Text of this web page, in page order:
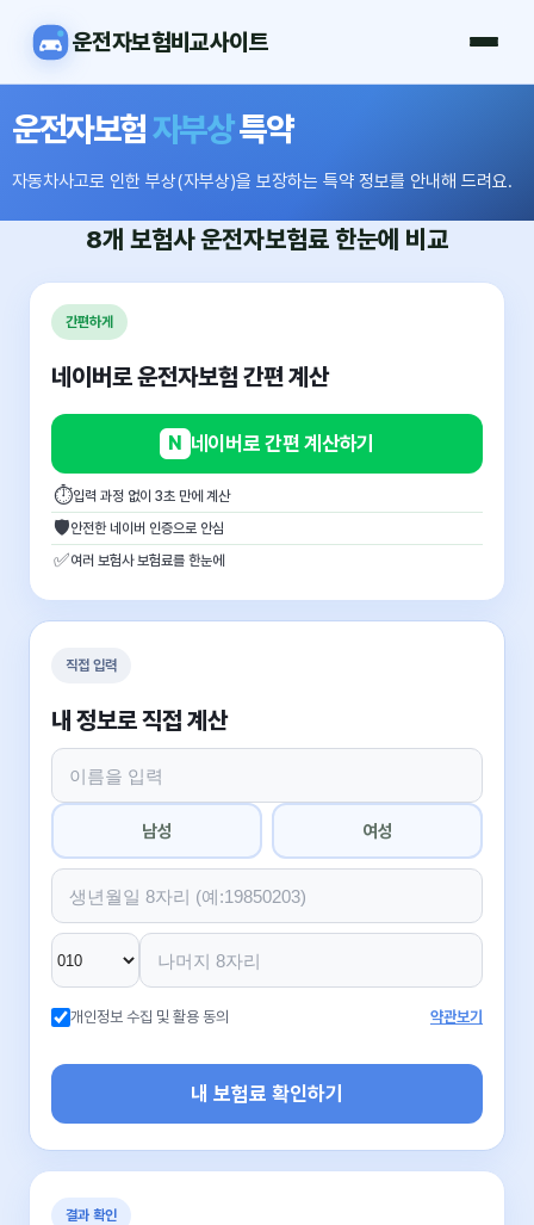
운전자보험비교사이트
운전자보험자부상특약
자동차사고로 인한 부상(자부상)을 보장하는 특약 정보를 안내해 드려요.
8개 보험사운전자보험료 한눈에 비교
간편하게
네이버로 운전자보험 간편 계산
N 네이버로 간편 계산하기
⏱입력 과정 없이 3초 만에 계산
🛡안전한 네이버 인증으로 안심
✅여러 보험사 보험료를 한눈에
직접 입력
내 정보로 직접 계산
남성 여성
개인정보 수집 및 활용 동의 약관보기
내 보험료 확인하기
결과 확인